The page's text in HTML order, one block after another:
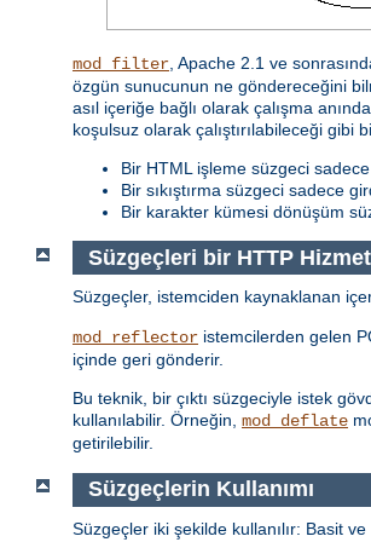
mod_filter , Apache 2.1 ve
özgün sunucunun ne göndereceğini
asıl içeriğe bağlı olarak çalışma
koşulsuz olarak çalıştırılabileceği gibi
Bir HTML işleme süzgeci
Bir sıkıştırma süzgeci sadece
Bir karakter kümesi dönüşüm
Süzgeçleri bir HTTP
Süzgeçler, istemciden kaynaklanan
mod_reflector istemcilerden gelen
içinde geri gönderir.
Bu teknik, bir çıktı süzgeciyle istek
kullanılabilir. Örneğin, mod_deflate
getirilebilir.
Süzgeçlerin Kullanımı
Süzgeçler iki şekilde kullanılır: Basit